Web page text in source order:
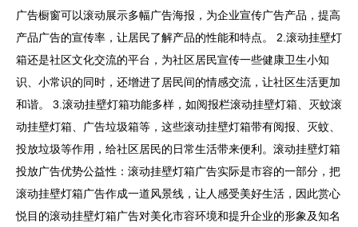
广告橱窗可以滚动展示多幅广告海报，为企业宣传广告产品，提高
产品广告的宣传率，让居民了解产品的性能和特点。 2.滚动挂壁灯
箱还是社区文化交流的平台，为社区居民宣传一些健康卫生小知
识、小常识的同时，还增进了居民间的情感交流，让社区生活更加
和谐。 3.滚动挂壁灯箱功能多样，如阅报栏滚动挂壁灯箱、灭蚊滚
动挂壁灯箱、广告垃圾箱等，这些滚动挂壁灯箱带有阅报、灭蚊、
投放垃圾等作用，给社区居民的日常生活带来便利。滚动挂壁灯箱
投放广告优势公益性：滚动挂壁灯箱广告实际是市容的一部分，把
滚动挂壁灯箱广告作成一道风景线，让人感受美好生活，因此赏心
悦目的滚动挂壁灯箱广告对美化市容环境和提升企业的形象及知名